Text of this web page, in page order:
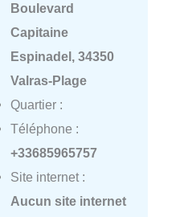
Boulevard
Capitaine
Espinadel, 34350
Valras-Plage
Quartier :
Téléphone :
+33685965757
Site internet :
Aucun site internet